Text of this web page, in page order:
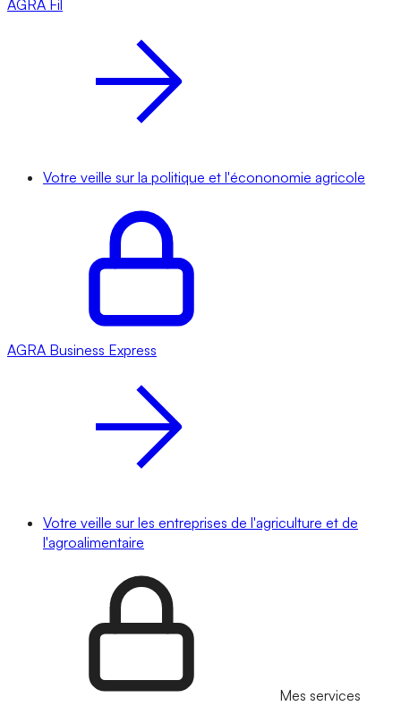
AGRA Fil
Votre veille sur la politique et l'écononomie agricole
AGRA Business Express
Votre veille sur les entreprises de l'agriculture et de
l'agroalimentaire
Mes services